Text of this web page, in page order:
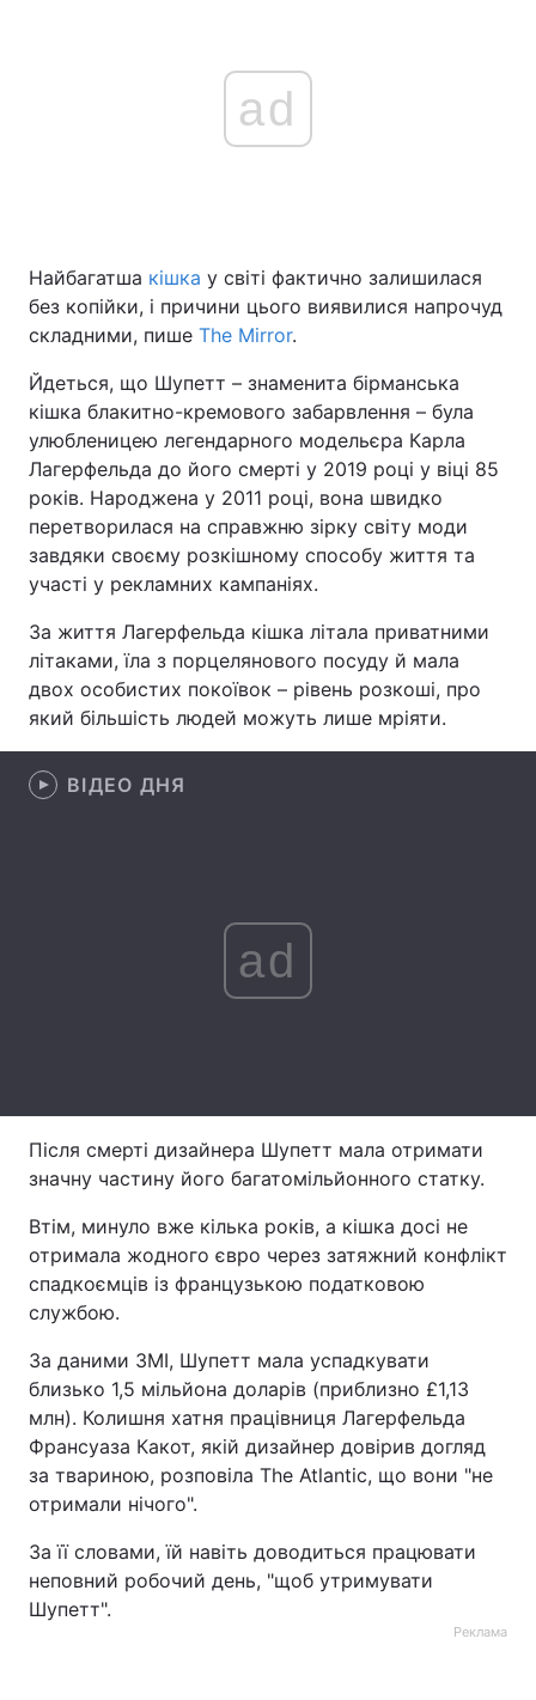
Україна Політика
Спорт Наука
Техно і зв'язок Лайт
Зброя Інциденти
Здоров'я Туризм
Екологія Регіони
Лонгріди
Відео з Youtube
Тема оформлення
ad
Найбагатша кішка у світі фактично залишилася
без копійки, і причини цього виявилися напрочуд
складними, пише The Mirror.
Йдеться, що Шупетт – знаменита бірманська
кішка блакитно-кремового забарвлення – була
улюбленицею легендарного модельєра Карла
Лагерфельда до його смерті у 2019 році у віці 85
років. Народжена у 2011 році, вона швидко
перетворилася на справжню зірку світу моди
завдяки своєму розкішному способу життя та
участі у рекламних кампаніях.
За життя Лагерфельда кішка літала приватними
літаками, їла з порцелянового посуду й мала
двох особистих покоївок – рівень розкоші, про
який більшість людей можуть лише мріяти.
ВІДЕО ДНЯ
ad
Після смерті дизайнера Шупетт мала отримати
значну частину його багатомільйонного статку.
Втім, минуло вже кілька років, а кішка досі не
отримала жодного євро через затяжний конфлікт
спадкоємців із французькою податковою
службою.
За даними ЗМІ, Шупетт мала успадкувати
близько 1,5 мільйона доларів (приблизно £1,13
млн). Колишня хатня працівниця Лагерфельда
Франсуаза Какот, якій дизайнер довірив догляд
за твариною, розповіла The Atlantic, що вони "не
отримали нічого".
За її словами, їй навіть доводиться працювати
неповний робочий день, "щоб утримувати
Шупетт".
Реклама